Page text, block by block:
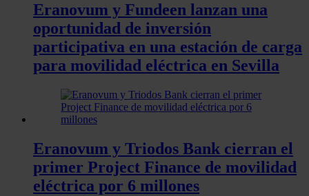
Eranovum y Fundeen lanzan una
oportunidad de inversión
participativa en una estación de carga
para movilidad eléctrica en Sevilla
Eranovum y Triodos Bank cierran el
primer Project Finance de movilidad
eléctrica por 6 millones